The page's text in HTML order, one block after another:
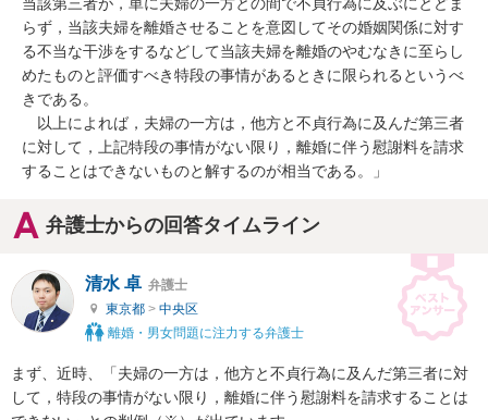
当該第三者が，単に夫婦の一方との間で不貞行為に及ぶにとどま
らず，当該夫婦を離婚させることを意図してその婚姻関係に対す
る不当な干渉をするなどして当該夫婦を離婚のやむなきに至らし
めたものと評価すべき特段の事情があるときに限られるというべ
きである。
以上によれば，夫婦の一方は，他方と不貞行為に及んだ第三者
に対して，上記特段の事情がない限り，離婚に伴う慰謝料を請求
することはできないものと解するのが相当である。」
弁護士からの回答タイムライン
清水 卓 弁護士
東京都 > 中央区
離婚・男女問題に注力する弁護士
まず、近時、「夫婦の一方は，他方と不貞行為に及んだ第三者に対
して，特段の事情がない限り，離婚に伴う慰謝料を請求することは